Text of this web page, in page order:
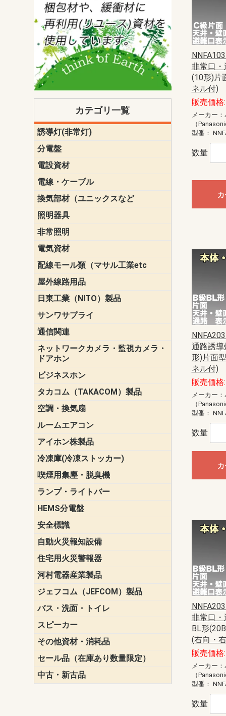
カテゴリ一覧
誘導灯(非常灯) 一般型
一般型(み
ク機能付)
一般型長時
一般型長時
けバッテリ
点滅形
誘導音付点
防湿・防雨
防湿・防雨
防湿・防雨
クリーンル
床埋込型
防爆型
客席誘導灯
誘導灯リニ
誘導灯ガー
交換電池（
誘導灯交換
本体単体
パネル単体
リモコン
分電盤
標準分電盤
電化対応
創エネ対応
あんしん機
分電盤補修
分電盤用ブ
プラスばん
フリーボッ
リニューア
WHMボッ
WHM取付
露出化粧枠
半埋込化粧
住宅分電盤
テンパール
電設資材
パナソニッ
神保電器配
東芝配線器
未来工業製
三菱電機
明工社製品
テンパール
電線・ケーブル
切断対応
定尺
換気部材（ユニックスなど
温度ヒュー
フィルター
樹脂製グリ
スリーブキ
レジスター
ALCスリー
ACEジョイ
ACEスリー
ACE止水板
厚型 グリル
薄型 グリル
中型 グリル
外風対策 角
外風対策
外風対策（
外風対策 丸
外風対策
軒天井用 グ
床下通気用
給気電動シ
パイプフー
ウェザーカ
防音フード
差圧式吸気
防火ダンパ
風量調整ダ
逆風止ダン
サイレンサ
UKDF風向
消音・フレ
照明器具
非常照明
電気資材
端子台
碍子
圧着端子・
差込みコネ
リレー
インシュロ
日動電工製
ねじなし電
ねじ付き電
厚鋼電線管
ボックス・
樹脂製ボッ
CD管・PF
金物類
雑材
エフレック
配線モール類（マサル工業etc
壁面用配線
光ファイバ
その他壁面
メタルモー
メタルエフ
ダクトモー
床面用配線
モール備品
屋外線路用品
日東工業（NITO）製品
カバースイ
キャビネッ
小型動力分
システムラ
端子台
盤用パーツ
プラボック
ブレーカ
サンワサプライ
ペリフェラ
タップ・
ケーブル
インク・用
アクセサリ
LAN
DOS／Vパ
通信関連
保安器
プロテクタ
ローゼット
工具・試験
端子取付金
端子板
端末装置
配線用金具
モジュラー
LAN圧着工
ルータ
エッジスイ
ネットワークカメラ・監視カメラ・
ドアホン
NSK（日本
パナソニッ
ビジネスホン 日立（
ナカヨ
NEC
OKI
ヘッドセッ
ヤコブイェ
タカコム（TAKACOM）製品
通話録音
留守番電話
音声応答転
緊急情報伝
日課放送
空調・換気扇
標準換気扇
ダクト換気
有圧換気扇
インダクト
パイプファ
シロッコフ
斜流ダクト
エアカーテ
システム部
ルームエアコン
三菱電機
ダイキン
アイホン株製品
テレビドア
ドアホン親
ドアホン子
冷凍庫(冷凍ストッカー)
喫煙用集塵・脱臭機
ランプ・ライトバー
HEMS分電盤
安全標識
誘導標識
自動火災報知設備
住宅用火災警報器
河村電器産業製品
キャビネッ
動力分電盤
ジェフコム（JEFCOM）製品
LANツール
LEDイルミ
アンカー・
エアコン部
ケーブル保
ケーブル索
リール
作業工具
作業用照明
切削工具
収納機器・
検電器・計
腰回り品・
通線工具
電設化成品
高所作業ポ
パーツ＆ツ
バス・洗面・トイレ
便座
スピーカー
天井スピー
壁掛型スピ
ホーンスピ
コラムスピ
コンパクト
モニタース
インテリア
スピーカー
防滴型スピ
ホール用ス
マルチユー
その他資材・消耗品
ビニールテ
自己融着テ
養生テープ
丸エフ
ネオシール
セール品（在庫あり数量限定）
照明器具
換気スイッ
ランプ・電
その他資材
中古・新古品
配線器具
照明器具
非常口・
(10形)片
ネル付)
販売価格
メーカー
（
型番：
数量
通路誘導
形)片面
ネル付)
販売価格
メーカー
（
型番：
数量
非常口・
BL形
(右向・
販売価格
メーカー
（
型番：
数量